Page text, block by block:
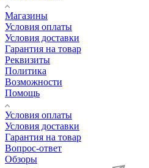
Магазины
Условия оплаты
Условия доставки
Гарантия на товар
Реквизиты
Политика
Возможности
Помощь
Условия оплаты
Условия доставки
Гарантия на товар
Вопрос-ответ
Обзоры